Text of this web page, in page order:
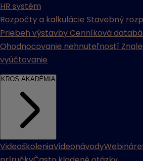
HR systém
Rozpočty a kalkulácie Stavebný
Priebeh výstavbyCenníková
Ohodnocovanie nehnuteľností
vyúčtovanie
KROS AKADÉMIA
VideoškoleniaVideonávodyWebináre